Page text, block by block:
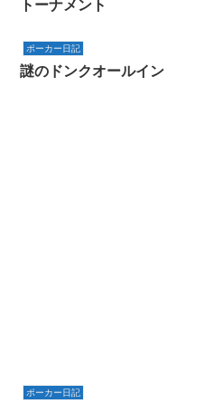
トーナメント
ポーカー日記
謎のドンクオールイン
ポーカー日記